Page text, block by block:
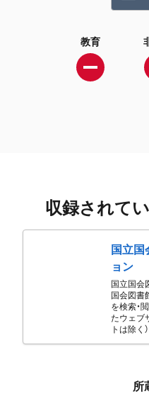
教育
収録されて
国立
ョン
国立国会
国会図書
を検索・
たウェブ
トは除く）
所